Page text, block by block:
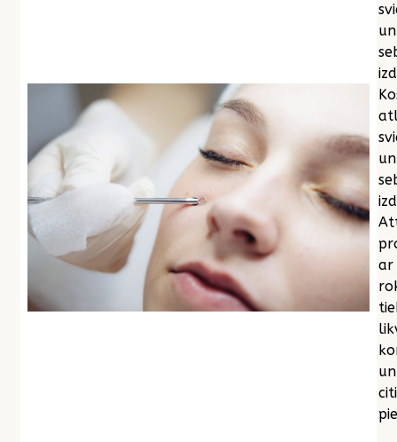
un
un
ar
un
citi